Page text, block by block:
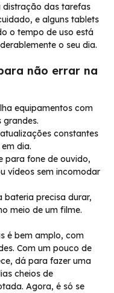
distração das tarefas
e alguns tablets
o tempo de uso está
o seu dia.
não errar na
equipamentos com
constantes
dia.
para fone de ouvido,
vídeos sem incomodar
bateria precisa durar,
meio de um filme.
é bem amplo, com
Com um pouco de
dá para fazer uma
cheios de
Agora, é só se